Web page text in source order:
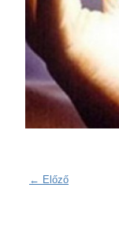
← Előző